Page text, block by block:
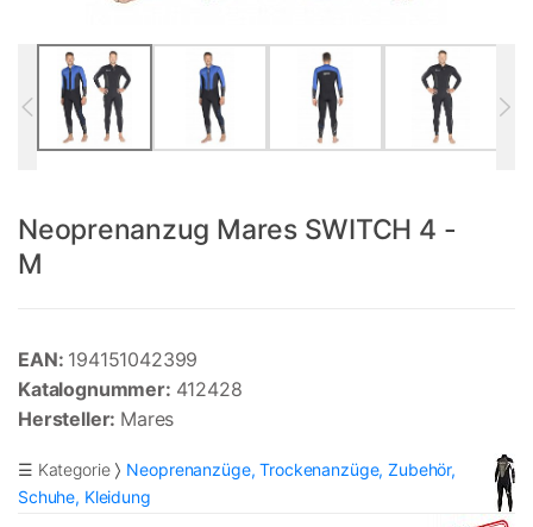
Neoprenanzug Mares SWITCH 4 -
M
EAN: 194151042399
Katalognummer: 412428
Hersteller: Mares
☰ Kategorie
Neoprenanzüge, Trockenanzüge, Zubehör,
Schuhe, Kleidung